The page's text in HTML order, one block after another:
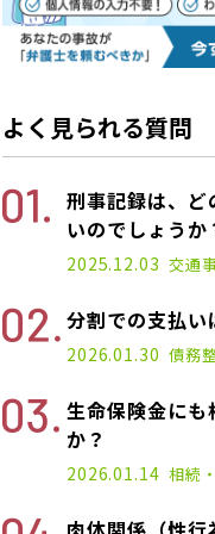
よく見られる質問
刑事記録は、ど
いのでしょうか
2025.12.03 交通
分割での支払い
2026.01.30 債務
生命保険金にも
か？
2026.01.14 相続